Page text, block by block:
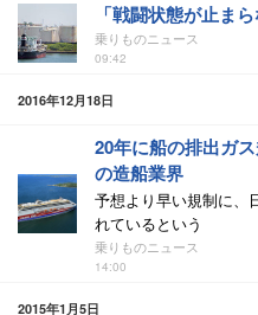
「戦闘状態が止ま
乗りものニュース
09:42
2016年12月18日
20年に船の排出ガ
の造船業界
予想より早い規制に、
れているという
乗りものニュース
14:00
2015年1月5日